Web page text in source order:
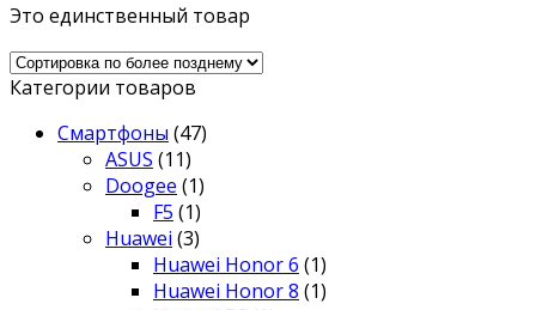
Это единственный товар
Категории товаров
Смартфоны (47)
ASUS (11)
Doogee (1)
F5 (1)
Huawei (3)
Huawei Honor 6 (1)
Huawei Honor 8 (1)